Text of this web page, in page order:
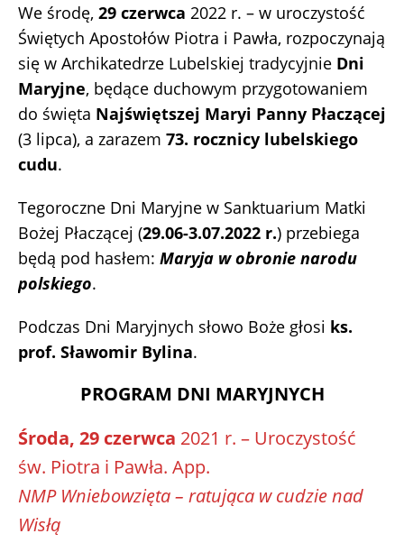
We środę, 29 czerwca 2022 r. – w uroczystość
Świętych Apostołów Piotra i Pawła, rozpoczynają
się w Archikatedrze Lubelskiej tradycyjnie Dni
Maryjne, będące duchowym przygotowaniem
do święta Najświętszej Maryi Panny Płaczącej
(3 lipca), a zarazem 73. rocznicy lubelskiego
cudu.
Tegoroczne Dni Maryjne w Sanktuarium Matki
Bożej Płaczącej (29.06-3.07.2022 r.) przebiega
będą pod hasłem: Maryja w obronie narodu
polskiego.
Podczas Dni Maryjnych słowo Boże głosi ks.
prof. Sławomir Bylina.
PROGRAM DNI MARYJNYCH
Środa, 29 czerwca 2021 r. – Uroczystość
św. Piotra i Pawła. App.
NMP Wniebowzięta – ratująca w cudzie nad
Wisłą